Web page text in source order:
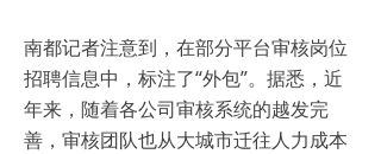
南都记者注意到，在部分平台审核岗位
招聘信息中，标注了“外包”。据悉，近
年来，随着各公司审核系统的越发完
善，审核团队也从大城市迁往人力成本